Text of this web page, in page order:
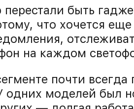
быть
что хочется
на каждом
почти всегда
моделей был